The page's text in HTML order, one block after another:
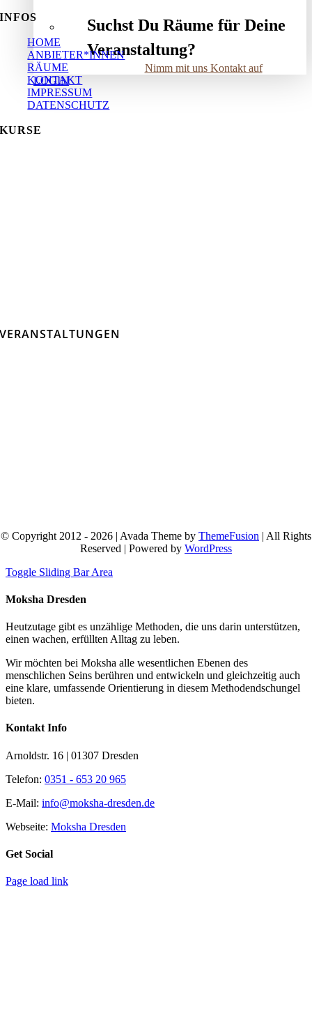
Suchst Du Räume für Deine
Veranstaltung?
Nimm mit uns Kontakt auf
LOGIN
INFOS
HOME
ANBIETER*INNEN
RÄUME
KONTAKT
IMPRESSUM
DATENSCHUTZ
KURSE
VERANSTALTUNGEN
© Copyright 2012 - 2026 | Avada Theme by ThemeFusion | All Rights
Reserved | Powered by WordPress
Toggle Sliding Bar Area
Moksha Dresden
Heutzutage gibt es unzählige Methoden, die uns darin unterstützen,
einen wachen, erfüllten Alltag zu leben.
Wir möchten bei Moksha alle wesent­lichen Ebenen des
menschlichen Seins berühren und entwickeln und gleichzeitig auch
eine klare, umfassende Orientierung in diesem Methodendschungel
bieten.
Kontakt Info
Arnoldstr. 16 | 01307 Dresden
Telefon: 0351 - 653 20 965
E-Mail: info@moksha-dresden.de
Webseite: Moksha Dresden
Get Social
Page load link